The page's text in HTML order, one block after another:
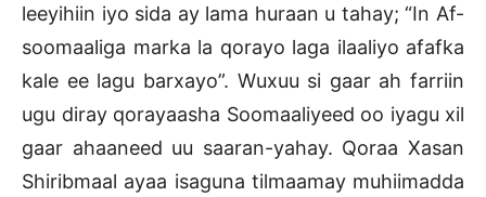
leeyihiin iyo sida ay lama huraan u tahay; “In Af-
soomaaliga marka la qorayo laga ilaaliyo afafka
kale ee lagu barxayo”. Wuxuu si gaar ah farriin
ugu diray qorayaasha Soomaaliyeed oo iyagu xil
gaar ahaaneed uu saaran-yahay. Qoraa Xasan
Shiribmaal ayaa isaguna tilmaamay muhiimadda